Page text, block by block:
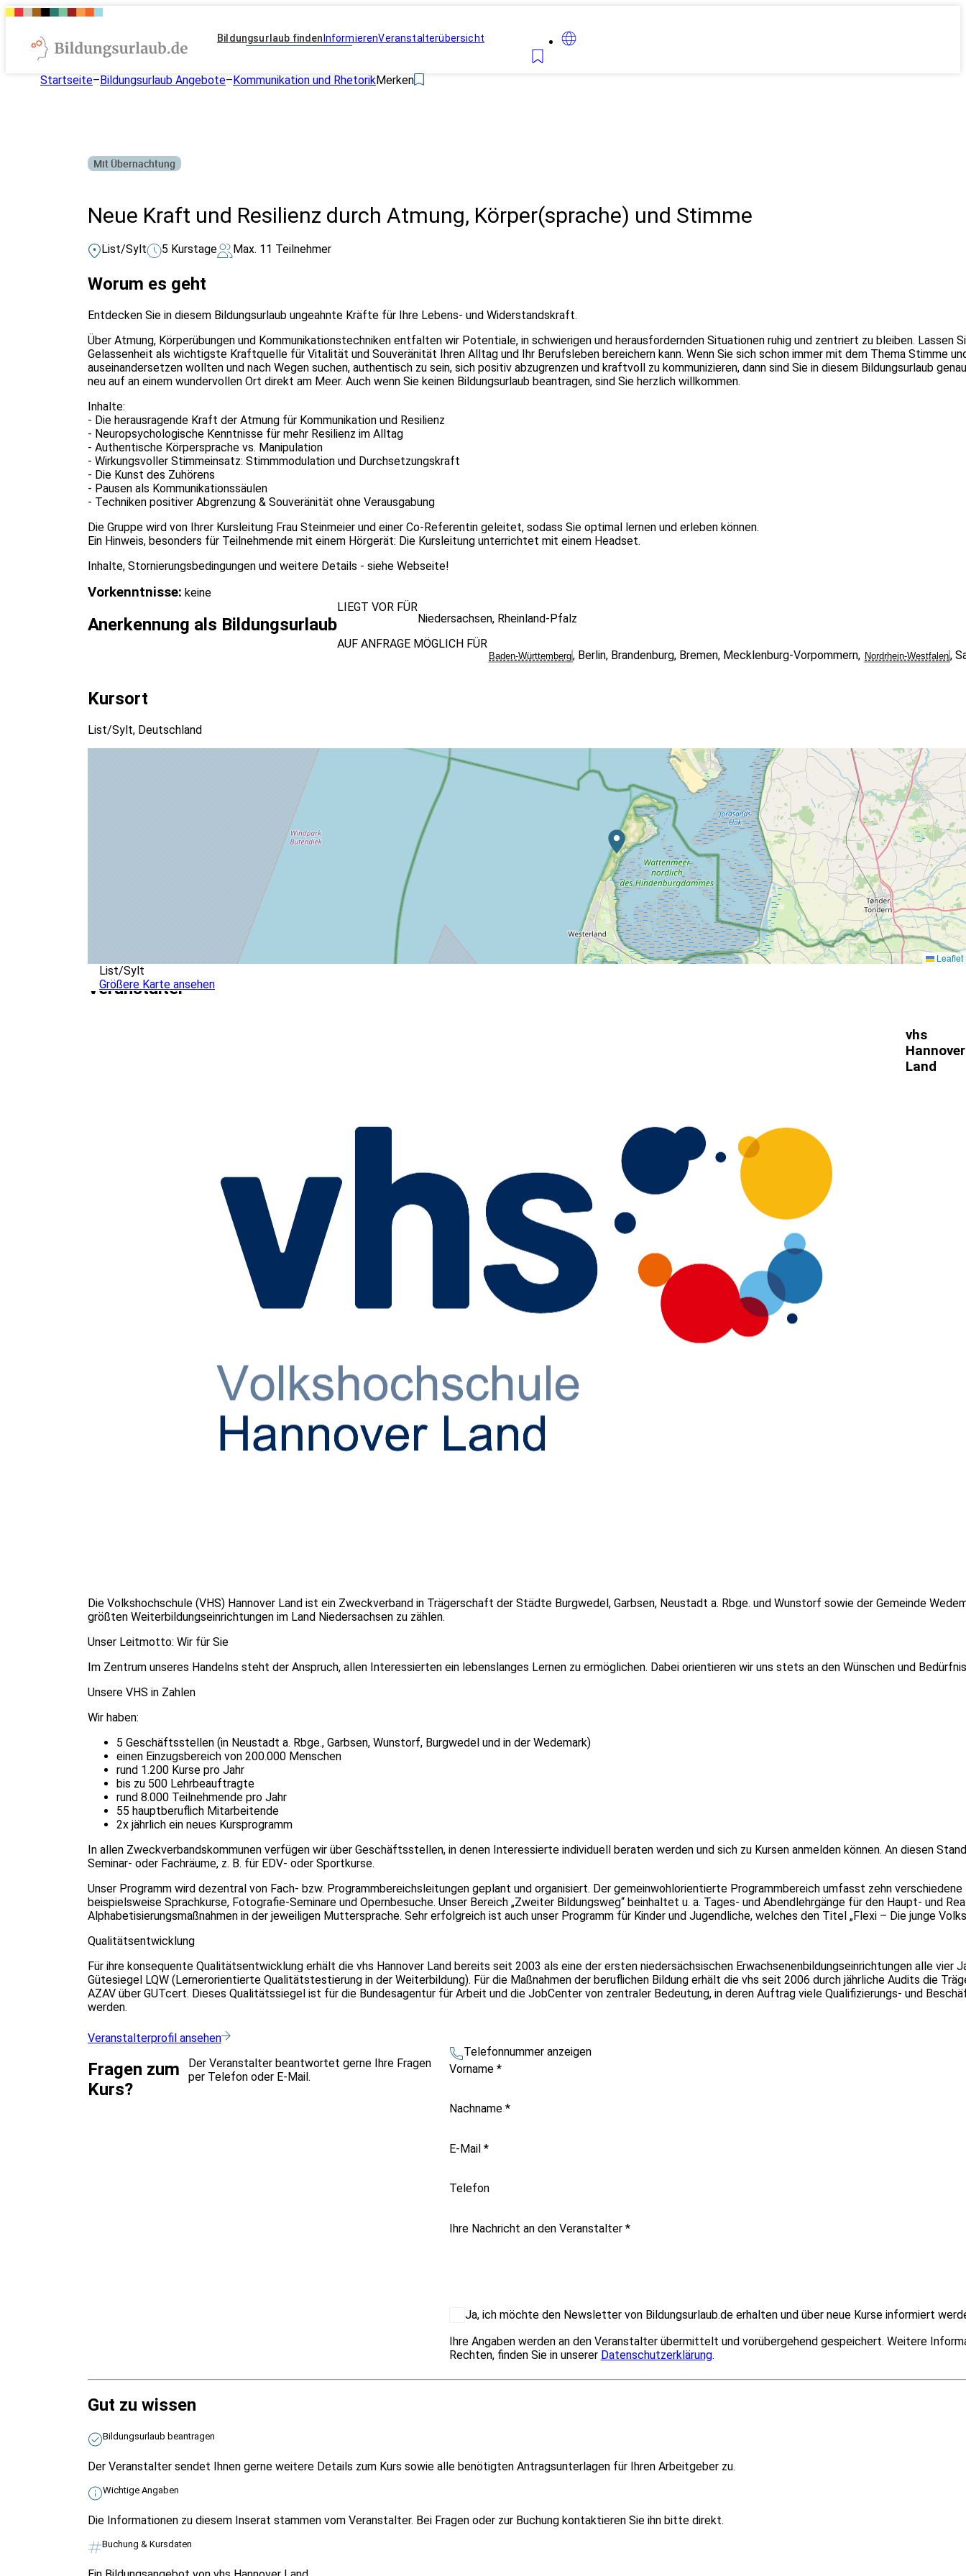
Bildungsurlaub finden InformierenVeranstalterübersicht
Startseite–Bildungsurlaub Angebote–Kommunikation und RhetorikMerken
Mit Übernachtung
Neue Kraft und Resilienz durch Atmung, Körper(sprache) und Stimme
List/Sylt 5 Kurstage Max. 11 Teilnehmer
Worum es geht
Entdecken Sie in diesem Bildungsurlaub ungeahnte Kräfte für Ihre Lebens- und Widerstandskraft.
Über Atmung, Körperübungen und Kommunikationstechniken entfalten wir Potentiale, in schwierigen und herausfordernden Situationen ruhig und zentriert zu bleiben. Lassen
Gelassenheit als wichtigste Kraftquelle für Vitalität und Souveränität Ihren Alltag und Ihr Berufsleben bereichern kann. Wenn Sie sich schon immer mit dem Thema Stimme
auseinandersetzen wollten und nach Wegen suchen, authentisch zu sein, sich positiv abzugrenzen und kraftvoll zu kommunizieren, dann sind Sie in diesem Bildungsurlaub
neu auf an einem wundervollen Ort direkt am Meer. Auch wenn Sie keinen Bildungsurlaub beantragen, sind Sie herzlich willkommen.
Inhalte:
- Die herausragende Kraft der Atmung für Kommunikation und Resilienz
- Neuropsychologische Kenntnisse für mehr Resilienz im Alltag
- Authentische Körpersprache vs. Manipulation
- Wirkungsvoller Stimmeinsatz: Stimmmodulation und Durchsetzungskraft
- Die Kunst des Zuhörens
- Pausen als Kommunikationssäulen
- Techniken positiver Abgrenzung & Souveränität ohne Verausgabung
Die Gruppe wird von Ihrer Kursleitung Frau Steinmeier und einer Co-Referentin geleitet, sodass Sie optimal lernen und erleben können.
Ein Hinweis, besonders für Teilnehmende mit einem Hörgerät: Die Kursleitung unterrichtet mit einem Headset.
Inhalte, Stornierungsbedingungen und weitere Details - siehe Webseite!
Vorkenntnisse: keine
Anerkennung als Bildungsurlaub
LIEGT VOR FÜR
Niedersachsen, Rheinland-Pfalz
AUF ANFRAGE MÖGLICH FÜR
Baden-Württemberg, Berlin, Brandenburg, Bremen, Mecklenburg-Vorpommern, Nordrhein-Westfalen,
Kursort
List/Sylt, Deutschland
Leaflet
List/Sylt
Größere Karte ansehen
Veranstalter
vhs
Hannover
Land
Die Volkshochschule (VHS) Hannover Land ist ein Zweckverband in Trägerschaft der Städte Burgwedel, Garbsen, Neustadt a. Rbge. und Wunstorf sowie der Gemeinde
größten Weiterbildungseinrichtungen im Land Niedersachsen zu zählen.
Unser Leitmotto: Wir für Sie
Im Zentrum unseres Handelns steht der Anspruch, allen Interessierten ein lebenslanges Lernen zu ermöglichen. Dabei orientieren wir uns stets an den Wünschen und
Unsere VHS in Zahlen
Wir haben:
5 Geschäftsstellen (in Neustadt a. Rbge., Garbsen, Wunstorf, Burgwedel und in der Wedemark)
einen Einzugsbereich von 200.000 Menschen
rund 1.200 Kurse pro Jahr
bis zu 500 Lehrbeauftragte
rund 8.000 Teilnehmende pro Jahr
55 hauptberuflich Mitarbeitende
2x jährlich ein neues Kursprogramm
In allen Zweckverbandskommunen verfügen wir über Geschäftsstellen, in denen Interessierte individuell beraten werden und sich zu Kursen anmelden können. An diesen
Seminar- oder Fachräume, z. B. für EDV- oder Sportkurse.
Unser Programm wird dezentral von Fach- bzw. Programmbereichsleitungen geplant und organisiert. Der gemeinwohlorientierte Programmbereich umfasst zehn verschiedene
beispielsweise Sprachkurse, Fotografie-Seminare und Opernbesuche. Unser Bereich „Zweiter Bildungsweg“ beinhaltet u. a. Tages- und Abendlehrgänge für den Haupt- und
Alphabetisierungsmaßnahmen in der jeweiligen Muttersprache. Sehr erfolgreich ist auch unser Programm für Kinder und Jugendliche, welches den Titel „Flexi – Die junge
Qualitätsentwicklung
Für ihre konsequente Qualitätsentwicklung erhält die vhs Hannover Land bereits seit 2003 als eine der ersten niedersächsischen Erwachsenenbildungseinrichtungen alle vier
Gütesiegel LQW (Lernerorientierte Qualitätstestierung in der Weiterbildung). Für die Maßnahmen der beruflichen Bildung erhält die vhs seit 2006 durch jährliche Audits die
AZAV über GUTcert. Dieses Qualitätssiegel ist für die Bundesagentur für Arbeit und die JobCenter von zentraler Bedeutung, in deren Auftrag viele Qualifizierungs- und
werden.
Veranstalterprofil ansehen
Fragen zum
Kurs?
Der Veranstalter beantwortet gerne Ihre Fragen
per Telefon oder E-Mail.
Telefonnummer anzeigen
Vorname *
Nachname *
E-Mail *
Telefon
Ihre Nachricht an den Veranstalter *
Ja, ich möchte den Newsletter von Bildungsurlaub.de erhalten und über neue Kurse informiert
Ihre Angaben werden an den Veranstalter übermittelt und vorübergehend gespeichert. Weitere
Rechten, finden Sie in unserer Datenschutzerklärung.
Gut zu wissen
Bildungsurlaub beantragen
Der Veranstalter sendet Ihnen gerne weitere Details zum Kurs sowie alle benötigten Antragsunterlagen für Ihren Arbeitgeber zu.
Wichtige Angaben
Die Informationen zu diesem Inserat stammen vom Veranstalter. Bei Fragen oder zur Buchung kontaktieren Sie ihn bitte direkt.
Buchung & Kursdaten